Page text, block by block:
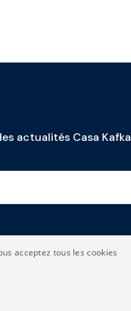
actualités Casa Kafka
acceptez tous les cookies